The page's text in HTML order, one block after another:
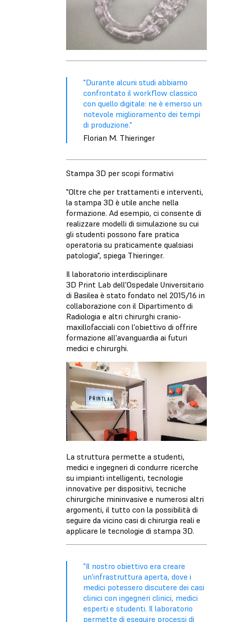
"Durante alcuni studi abbiamo
confrontato il workflow classico
con quello digitale: ne è emerso un
notevole miglioramento dei tempi
di produzione."
Florian M. Thieringer
Stampa 3D per scopi formativi
"Oltre che per trattamenti e interventi,
la stampa 3D è utile anche nella
formazione. Ad esempio, ci consente di
realizzare modelli di simulazione su cui
gli studenti possono fare pratica
operatoria su praticamente qualsiasi
patologia", spiega Thieringer.
Il laboratorio interdisciplinare
3D Print Lab dell'Ospedale Universitario
di Basilea è stato fondato nel 2015/16 in
collaborazione con il Dipartimento di
Radiologia e altri chirurghi cranio-
maxillofacciali con l'obiettivo di offrire
formazione all'avanguardia ai futuri
medici e chirurghi.
La struttura permette a studenti,
medici e ingegneri di condurre ricerche
su impianti intelligenti, tecnologie
innovative per dispositivi, tecniche
chirurgiche mininvasive e numerosi altri
argomenti, il tutto con la possibilità di
seguire da vicino casi di chirurgia reali e
applicare le tecnologie di stampa 3D.
"Il nostro obiettivo era creare
un'infrastruttura aperta, dove i
medici potessero discutere dei casi
clinici con ingegneri clinici, medici
esperti e studenti. Il laboratorio
permette di eseguire processi di